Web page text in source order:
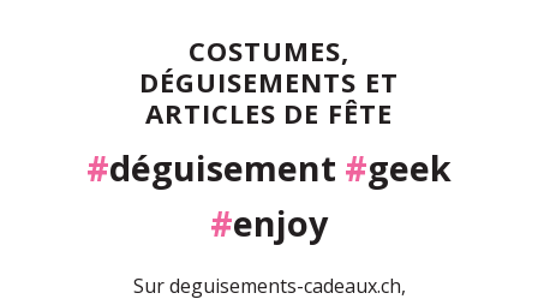
COSTUMES,
DÉGUISEMENTS ET
ARTICLES DE FÊTE
#déguisement #geek
#enjoy
Sur deguisements-cadeaux.ch,